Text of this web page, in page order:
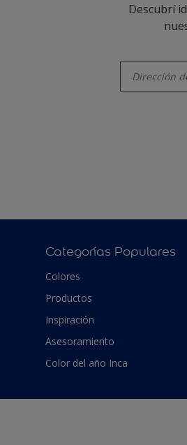
Descubrí
Categorías Populares
Colores
Productos
Inspiración
Asesoramiento
Color del año Inca